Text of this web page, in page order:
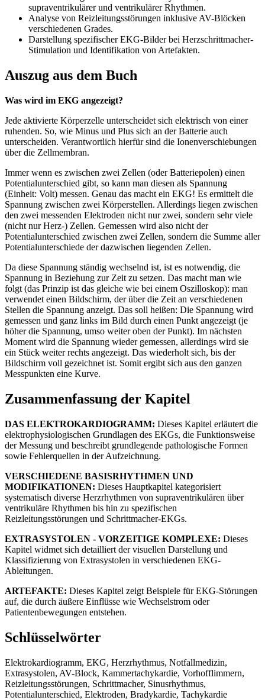
supraventrikulärer und ventrikulärer Rhythmen.
Analyse von Reizleitungsstörungen inklusive AV-Blöcken
verschiedenen Grades.
Darstellung spezifischer EKG-Bilder bei Herzschrittmacher-
Stimulation und Identifikation von Artefakten.
Auszug aus dem Buch
Was wird im EKG angezeigt?
Jede aktivierte Körperzelle unterscheidet sich elektrisch von einer
ruhenden. So, wie Minus und Plus sich an der Batterie auch
unterscheiden. Verantwortlich hierfür sind die Ionenverschiebungen
über die Zellmembran.
Immer wenn es zwischen zwei Zellen (oder Batteriepolen) einen
Potentialunterschied gibt, so kann man diesen als Spannung
(Einheit: Volt) messen. Genau das macht ein EKG! Es ermittelt die
Spannung zwischen zwei Körperstellen. Allerdings liegen zwischen
den zwei messenden Elektroden nicht nur zwei, sondern sehr viele
(nicht nur Herz-) Zellen. Gemessen wird also nicht der
Potentialunterschied zwischen zwei Zellen, sondern die Summe aller
Potentialunterschiede der dazwischen liegenden Zellen.
Da diese Spannung ständig wechselnd ist, ist es notwendig, die
Spannung in Beziehung zur Zeit zu setzen. Das macht man wie
folgt (das Prinzip ist das gleiche wie bei einem Oszilloskop): man
verwendet einen Bildschirm, der über die Zeit an verschiedenen
Stellen die Spannung anzeigt. Das soll heißen: Die Spannung wird
gemessen und ganz links im Bild durch einen Punkt angezeigt (je
höher die Spannung, umso weiter oben der Punkt). Im nächsten
Moment wird die Spannung wieder gemessen, allerdings wird sie
ein Stück weiter rechts angezeigt. Das wiederholt sich, bis der
Bildschirm voll gezeichnet ist. Somit ergibt sich aus den ganzen
Messpunkten eine Kurve.
Zusammenfassung der Kapitel
DAS ELEKTROKARDIOGRAMM: Dieses Kapitel erläutert die
elektrophysiologischen Grundlagen des EKGs, die Funktionsweise
der Messung und beschreibt grundlegende pathologische Formen
sowie Fehlerquellen in der Aufzeichnung.
VERSCHIEDENE BASISRHYTHMEN UND
MODIFIKATIONEN: Dieses Hauptkapitel kategorisiert
systematisch diverse Herzrhythmen von supraventrikulären über
ventrikuläre Rhythmen bis hin zu spezifischen
Reizleitungsstörungen und Schrittmacher-EKGs.
EXTRASYSTOLEN - VORZEITIGE KOMPLEXE: Dieses
Kapitel widmet sich detailliert der visuellen Darstellung und
Klassifizierung von Extrasystolen in verschiedenen EKG-
Ableitungen.
ARTEFAKTE: Dieses Kapitel zeigt Beispiele für EKG-Störungen
auf, die durch äußere Einflüsse wie Wechselstrom oder
Patientenbewegungen entstehen.
Schlüsselwörter
Elektrokardiogramm, EKG, Herzrhythmus, Notfallmedizin,
Extrasystolen, AV-Block, Kammertachykardie, Vorhofflimmern,
Reizleitungsstörungen, Schrittmacher, Sinusrhythmus,
Potentialunterschied, Elektroden, Bradykardie, Tachykardie